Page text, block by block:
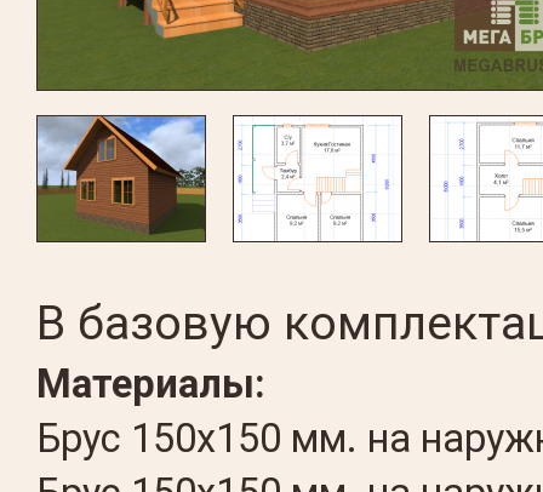
В базовую
Материалы:
Брус 150х150 мм. на